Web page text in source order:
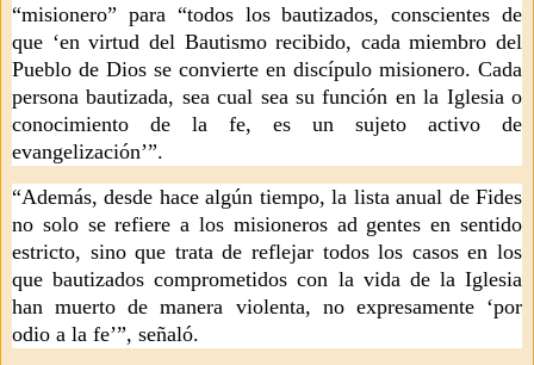
“misionero” para “todos los bautizados, conscientes de
que ‘en virtud del Bautismo recibido, cada miembro del
Pueblo de Dios se convierte en discípulo misionero. Cada
persona bautizada, sea cual sea su función en la Iglesia o
conocimiento de la fe, es un sujeto activo de
evangelización’”.
“Además, desde hace algún tiempo, la lista anual de Fides
no solo se refiere a los misioneros ad gentes en sentido
estricto, sino que trata de reflejar todos los casos en los
que bautizados comprometidos con la vida de la Iglesia
han muerto de manera violenta, no expresamente ‘por
odio a la fe’”, señaló.